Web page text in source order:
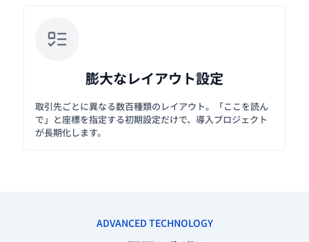
膨大なレイアウト設定
取引先ごとに異なる数百種類のレイアウト。「ここを読ん
で」と座標を指定する初期設定だけで、導入プロジェクト
が長期化します。
ADVANCED TECHNOLOGY